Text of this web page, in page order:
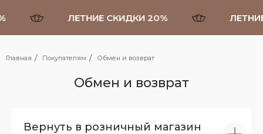
ЛЕТНИЕ СКИДКИ 20%
Главная / Покупателям / Обмен и возврат
Обмен и возврат
Вернуть в розничный магазин